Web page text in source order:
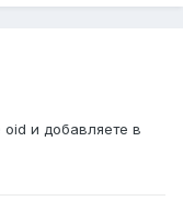
oid и добавляете в